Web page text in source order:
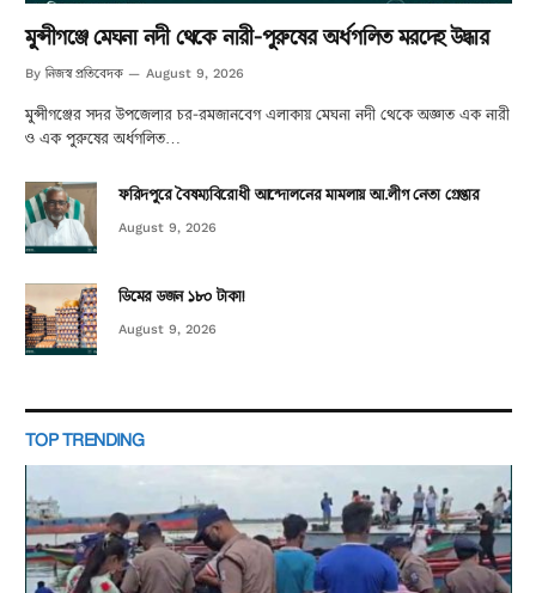
মুন্সীগঞ্জে মেঘনা নদী থেকে নারী-পুরুষের অর্ধগলিত মরদেহ উদ্ধার
By নিজস্ব প্রতিবেদক August 9, 2026
মুন্সীগঞ্জের সদর উপজেলার চর-রমজানবেগ এলাকায় মেঘনা নদী থেকে অজ্ঞাত এক নারী
ও এক পুরুষের অর্ধগলিত…
ফরিদপুরে বৈষম্যবিরোধী আন্দোলনের মামলায় আ.লীগ নেতা গ্রেপ্তার
August 9, 2026
ডিমের ডজন ১৮০ টাকা!
August 9, 2026
TOP TRENDING